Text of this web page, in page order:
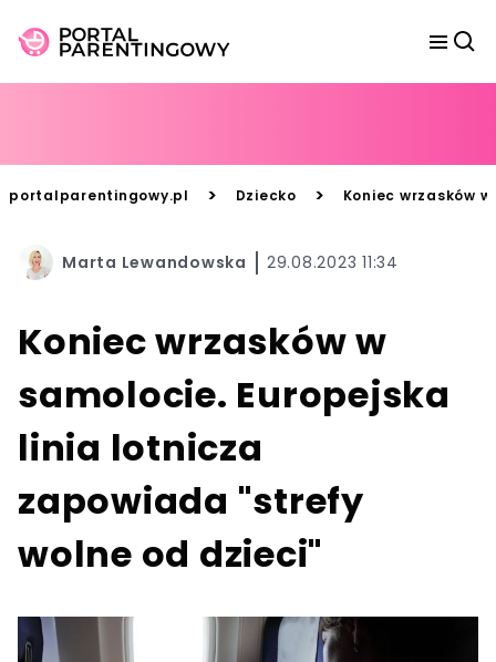
portalparentingowy.pl > Dziecko > Koniec wrzasków
Marta Lewandowska 29.08.2023 11:34
Koniec wrzasków w
samolocie. Europejska
linia lotnicza
zapowiada "strefy
wolne od dzieci"